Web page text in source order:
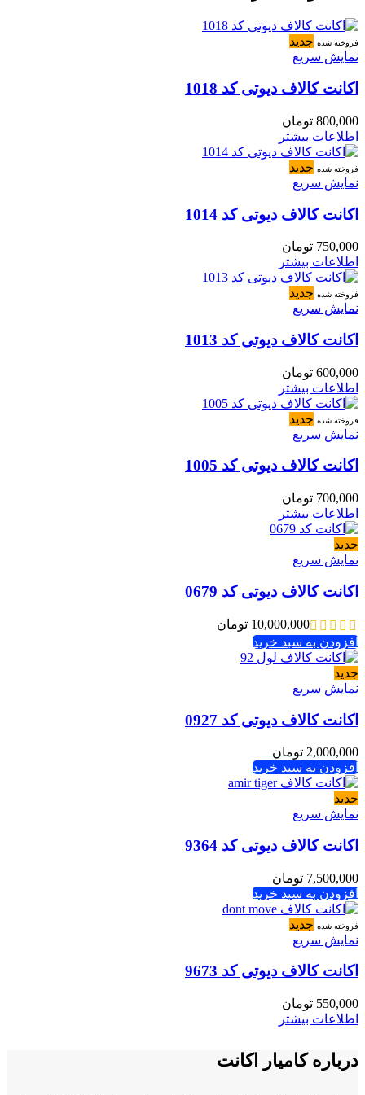
فروخته شده جدید
نمایش سریع
اکانت کالاف دیوتی کد 1018
800,000 تومان
اطلاعات بیشتر
فروخته شده جدید
نمایش سریع
اکانت کالاف دیوتی کد 1014
750,000 تومان
اطلاعات بیشتر
فروخته شده جدید
نمایش سریع
اکانت کالاف دیوتی کد 1013
600,000 تومان
اطلاعات بیشتر
فروخته شده جدید
نمایش سریع
اکانت کالاف دیوتی کد 1005
700,000 تومان
اطلاعات بیشتر
جدید
نمایش سریع
اکانت کالاف دیوتی کد 0679
10,000,000 تومان
افزودن به سبد خرید
جدید
نمایش سریع
اکانت کالاف دیوتی کد 0927
2,000,000 تومان
افزودن به سبد خرید
جدید
نمایش سریع
اکانت کالاف دیوتی کد 9364
7,500,000 تومان
افزودن به سبد خرید
فروخته شده جدید
نمایش سریع
اکانت کالاف دیوتی کد 9673
550,000 تومان
اطلاعات بیشتر
درباره کامیار اکانت